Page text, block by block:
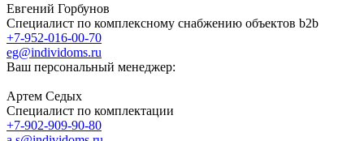
Евгений Горбунов
Специалист по комплексному снабжению объектов b2b
+7-952-016-00-70
eg@individoms.ru
Ваш персональный менеджер:
Артем Седых
Специалист по комплектации
+7-902-909-90-80